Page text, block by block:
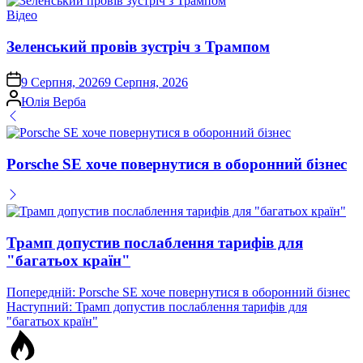
Опублікувати
Відео
Зеленський провів зустріч з Трампом
on9 Серпня, 20269 Серпня, 2026
Опубліковано
Юлія Верба
Porsche SE хоче повернутися в оборонний бізнес
Трамп допустив послаблення тарифів для
"багатьох країн"
Навігація
записів
Попередній: Porsche SE хоче повернутися в оборонний бізнес
Наступний: Трамп допустив послаблення тарифів для
"багатьох країн"